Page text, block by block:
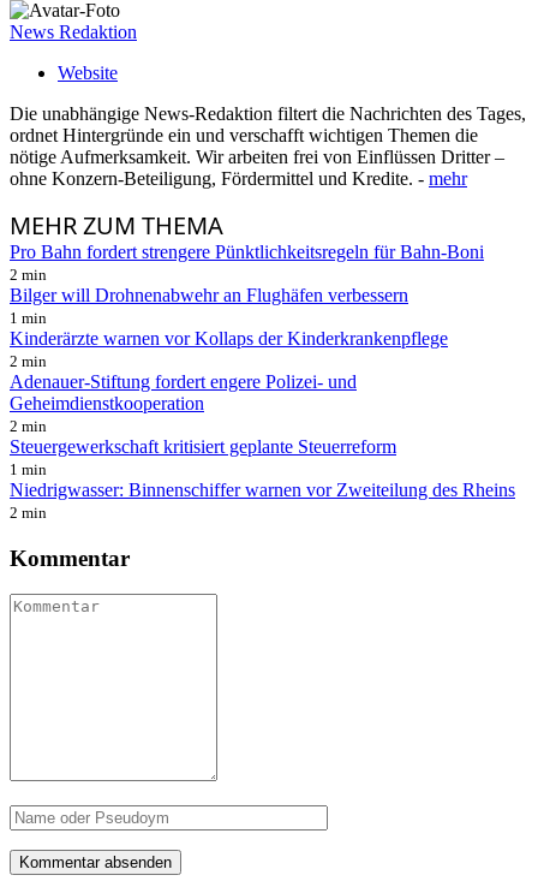
News Redaktion
Website
Die unabhängige News-Redaktion filtert die Nachrichten des Tages,
ordnet Hintergründe ein und verschafft wichtigen Themen die
nötige Aufmerksamkeit. Wir arbeiten frei von Einflüssen Dritter –
ohne Konzern-Beteiligung, Fördermittel und Kredite. - mehr
MEHRZUM THEMA
Pro Bahn fordert strengere Pünktlichkeitsregeln für Bahn-Boni
2 min
Bilger will Drohnenabwehr an Flughäfen verbessern
1 min
Kinderärzte warnen vor Kollaps der Kinderkrankenpflege
2 min
Adenauer-Stiftung fordert engere Polizei- und
Geheimdienstkooperation
2 min
Steuergewerkschaft kritisiert geplante Steuerreform
1 min
Niedrigwasser: Binnenschiffer warnen vor Zweiteilung des Rheins
2 min
Kommentar